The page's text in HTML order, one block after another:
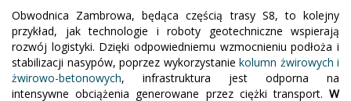
Obwodnica Zambrowa, będąca częścią trasy S8, to kolejny
przykład, jak technologie i roboty geotechniczne wspierają
rozwój logistyki. Dzięki odpowiedniemu wzmocnieniu podłoża i
stabilizacji nasypów, poprzez wykorzystanie kolumn żwirowych i
żwirowo-betonowych, infrastruktura jest odporna na
intensywne obciążenia generowane przez ciężki transport. W